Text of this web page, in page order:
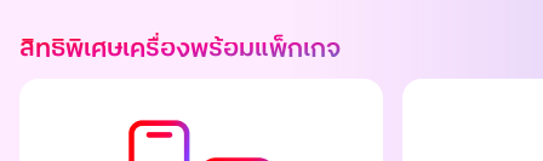
สิทธิพิเศษเครื่องพร้อมแพ็กเกจ